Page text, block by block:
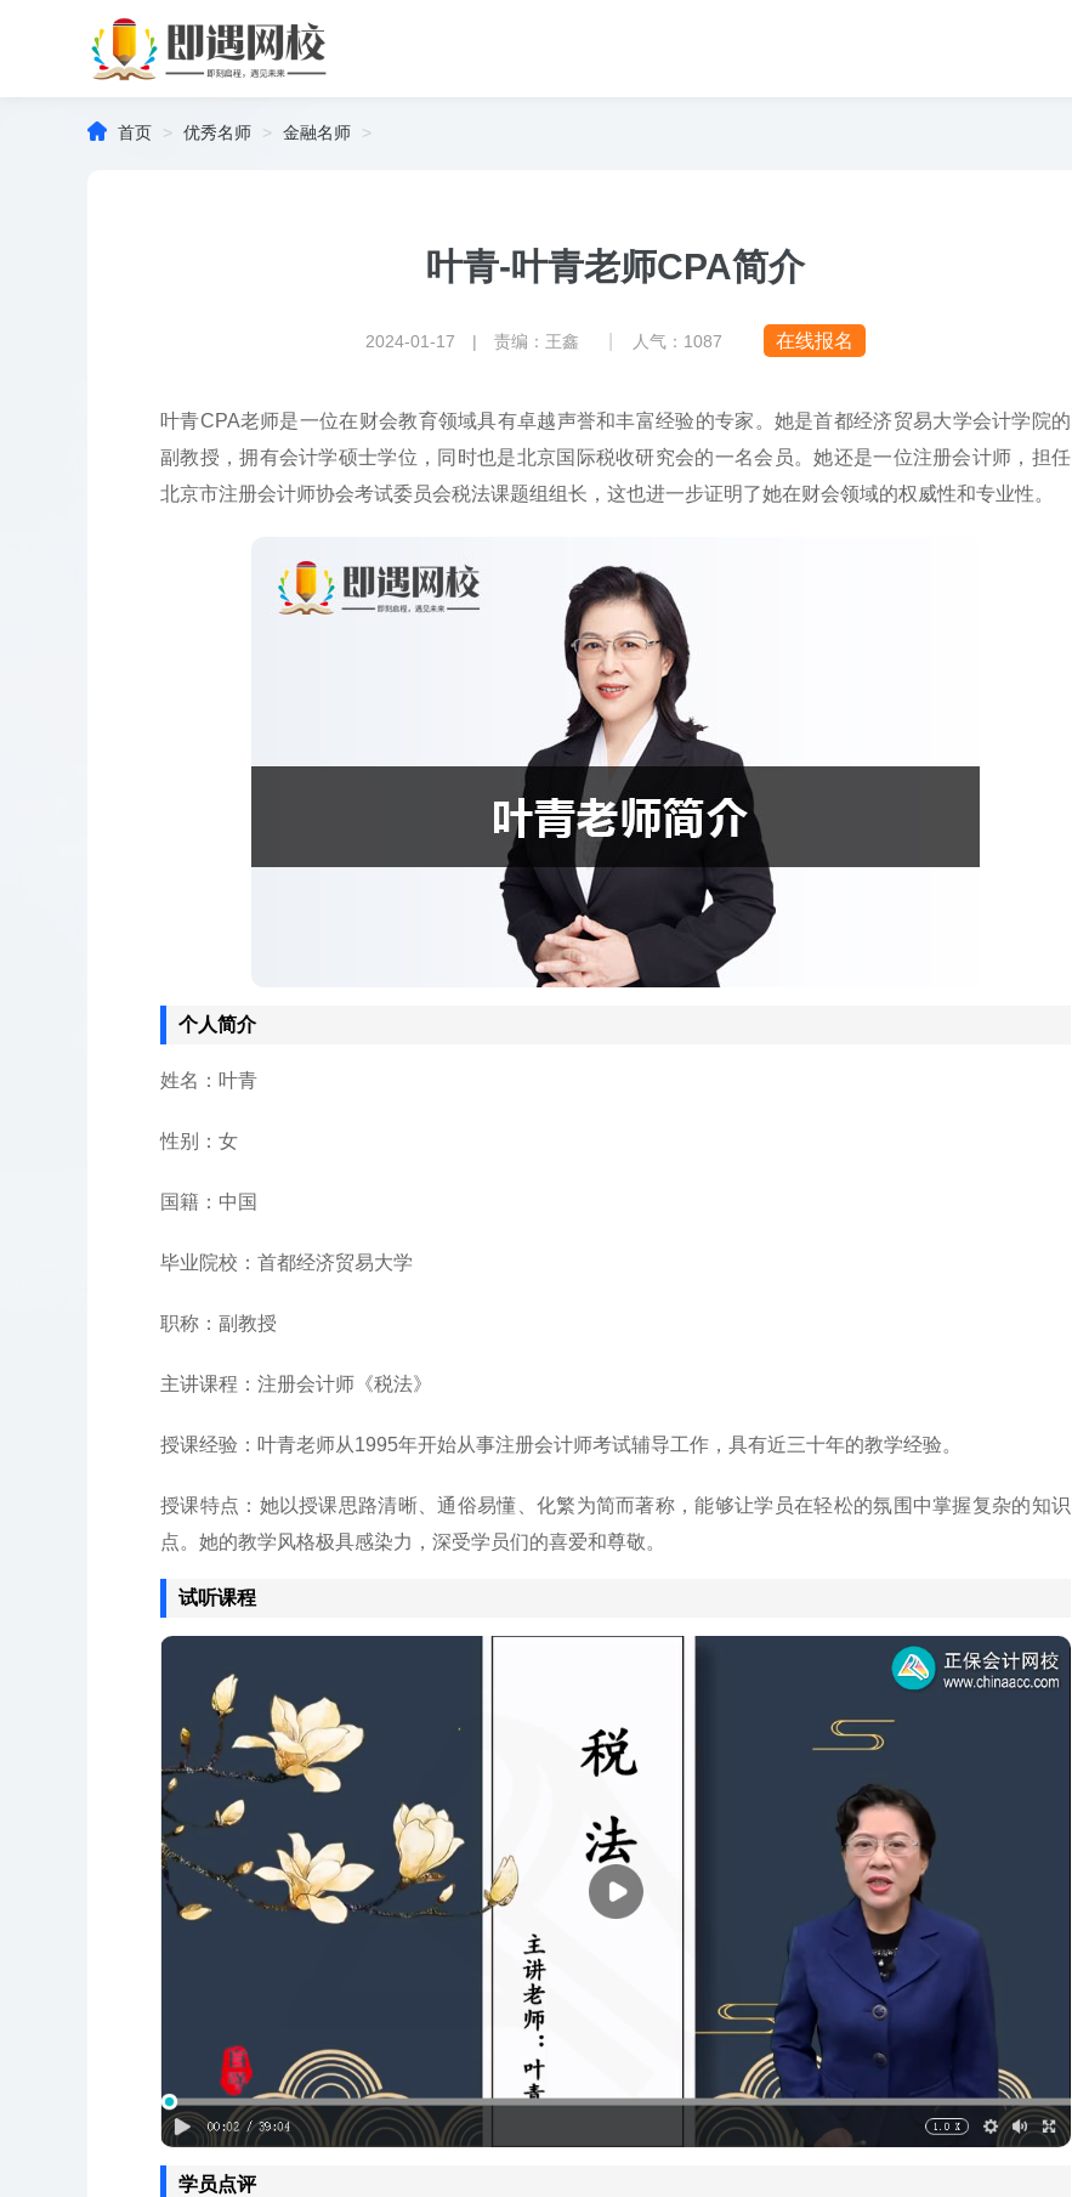
 首页 > 优秀名师 > 金融名师 >
叶青-叶青老师CPA简介
2024-01-17 | 责编：王鑫 人气： 1087 在线报名
叶青CPA老师是一位在财会教育领域具有卓越声誉和丰富经验的专家。她是首都经济贸易大学会计学院的
副教授，拥有会计学硕士学位，同时也是北京国际税收研究会的一名会员。她还是一位注册会计师，担任
北京市注册会计师协会考试委员会税法课题组组长，这也进一步证明了她在财会领域的权威性和专业性。
个人简介
姓名：叶青
性别：女
国籍：中国
毕业院校：首都经济贸易大学
职称：副教授
主讲课程：注册会计师《税法》
授课经验：叶青老师从1995年开始从事注册会计师考试辅导工作，具有近三十年的教学经验。
授课特点：她以授课思路清晰、通俗易懂、化繁为简而著称，能够让学员在轻松的氛围中掌握复杂的知识
点。她的教学风格极具感染力，深受学员们的喜爱和尊敬。
试听课程
学员点评